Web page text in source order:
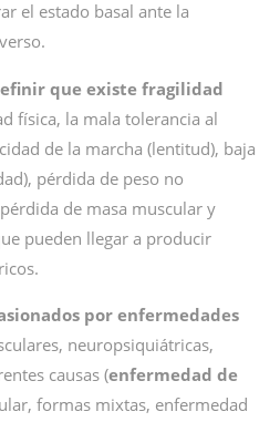
el estado basal ante la
que existe fragilidad
física, la mala tolerancia al
de la marcha (lentitud), baja
pérdida de peso no
de masa muscular y
pueden llegar a producir
por enfermedades
neuropsiquiátricas,
causas (enfermedad de
formas mixtas, enfermedad